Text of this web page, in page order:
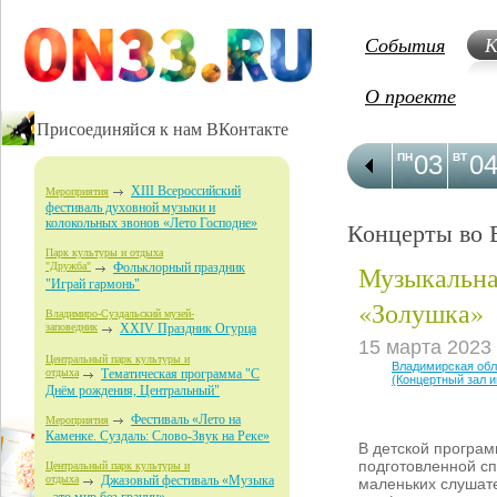
Присоединяйся к нам ВКонтакте
Мероприятия
XIII Всероссийский
фестиваль духовной музыки и
колокольных звонов «Лето Господне»
Парк культуры и отдыха
"Дружба"
Фольклорный праздник
"Играй гармонь"
Владимиро-Суздальский музей-
заповедник XXIV Праздник Огурца
Центральный парк культуры и
отдыха
Тематическая программа "С
Днём рождения, Центральный"
Мероприятия
Фестиваль «Лето на
Каменке. Суздаль: Слово-Звук на Реке»
Центральный парк культуры и
отдыха
Джазовый фестиваль «Музыка
События
О проекте
03
ПН 04
ВТ
Концерты во
«Золушка»
15 марта 2023
Владимирская
(Концертный зал
В детской
подготовленной
маленьких